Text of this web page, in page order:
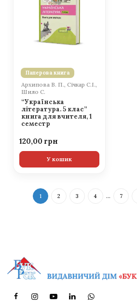
Паперова книга
Архипова В. П., Січкар С.І.,
Шило С.
“Українська
література. 5 клас”
книга для вчителя, 1
семестр
120,00
У кошик
1 2 3 4 … 7